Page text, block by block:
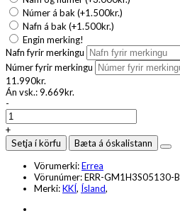
Númer á bak (+1.500kr.)
Nafn á bak (+1.500kr.)
Engin merking!
Nafn fyrir merkingu
Númer fyrir merkingu
11.990kr.
Án vsk.:9.669kr.
-
+
Setja í körfu
Bæta á óskalistann
Vörumerki:Errea
Vörunúmer:ERR-GM1H3S05130-B
Merki:KKÍ, Ísland,